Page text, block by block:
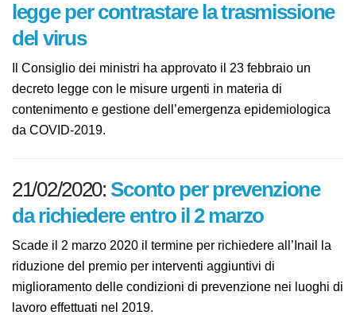
23/02/2020:Coronavirus: il decreto
legge per contrastare la
trasmissione del virus
Il Consiglio dei ministri ha approvato il 23 febbraio un
decreto legge con le misure urgenti in materia di
contenimento e gestione dell’emergenza
21/02/2020:Sconto per prevenzione
da richiedere entro il 2 marzo
Scade il 2 marzo 2020 il termine per richiedere all’Inail
la riduzione del premio per interventi aggiuntivi di